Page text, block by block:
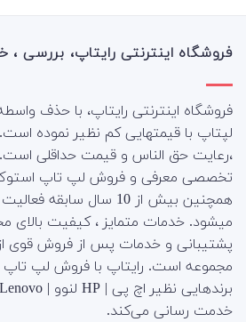
فروشگاه اینترنتی رایتاپ، بررسی
فروشگاه اینترنتی رایتاپ، با حذف
لپتاپ با قیمتهایی کم نظیر نموده
،رعایت حق الناس و قیمت حداقلی
تخصصی معرفی و فروش لپ تاپ
همچنین بیش از 10 سال
میشود. خدمات متمایز ، کیفیت
پشتیبانی و خدمات پس از فروش قوی
مجموعه است. رایتاپ با فروش لپ تاپ
خدمت رسانی می‌کند.